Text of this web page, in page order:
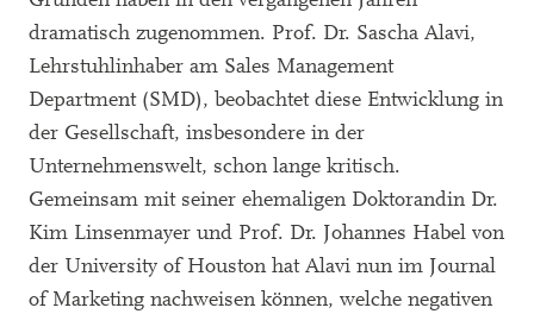
dramatisch zugenommen. Prof. Dr. Sascha Alavi,
Lehrstuhlinhaber am Sales Management
Department (SMD), beobachtet diese Entwicklung in
der Gesellschaft, insbesondere in der
Unternehmenswelt, schon lange kritisch.
Gemeinsam mit seiner ehemaligen Doktorandin Dr.
Kim Linsenmayer und Prof. Dr. Johannes Habel von
der University of Houston hat Alavi nun im Journal
of Marketing nachweisen können, welche negativen